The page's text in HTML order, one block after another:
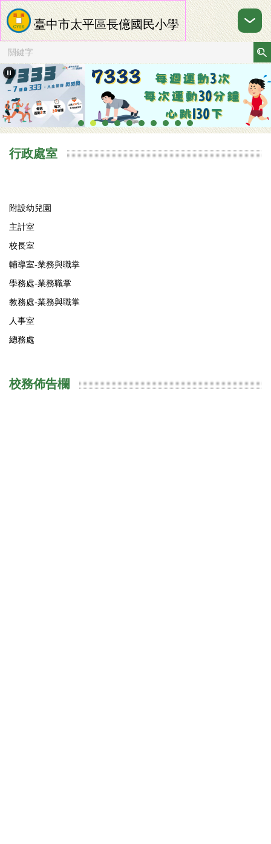
跳
到
主
要
內
容
區
臺中市太平區長億國民小學
行政處室
附設幼兒園
主計室
校長室
輔導室-業務與職掌
學務處-業務職掌
教務處-業務與職掌
人事室
總務處
校務佈告欄